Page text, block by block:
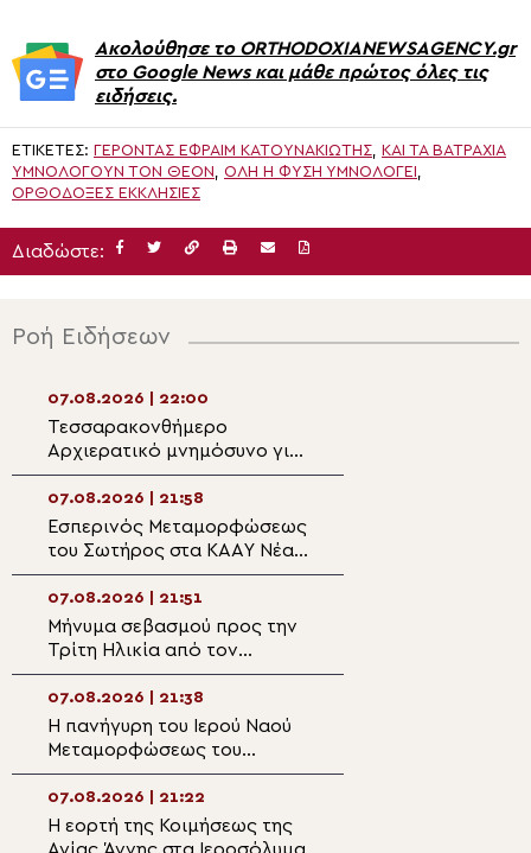
Ακολούθησε το ORTHODOXIANEWSAGENCY.gr
στο Google News και μάθε πρώτος όλες τις
ειδήσεις.
ΕΤΙΚΈΤΕΣ: ΓΕΡΟΝΤΑΣ ΕΦΡΑΙΜ ΚΑΤΟΥΝΑΚΙΩΤΗΣ ΚΑΙ ΤΑ ΒΑΤΡΆΧΙΑ
ΥΜΝΟΛΟΓΟΎΝ ΤΟΝ ΘΕΌΝ
ΌΛΗ Η ΦΎΣΗ ΥΜΝΟΛΟΓΕΊ
ΟΡΘΌΔΟΞΕΣ ΕΚΚΛΗΣΊΕΣ
Διαδώστε:
Ροή Ειδήσεων
07.08.2026 | 22:00
Τεσσαρακονθήμερο
Αρχιερατικό μνημόσυνο για
τον π. Δημήτριο Μαρτσούκο
στον Άγιο Ιωάννη Απιδέας
07.08.2026 | 21:58
Εσπερινός Μεταμορφώσεως
του Σωτήρος στα ΚΑΑΥ Νέας
Περάμου
07.08.2026 | 21:51
Μήνυμα σεβασμού προς την
Τρίτη Ηλικία από τον
Μητροπολίτη Σπάρτης στη
Ρειχέα
07.08.2026 | 21:38
Η πανήγυρη του Ιερού Ναού
Μεταμορφώσεως του
Σωτήρος στη Λέρο
07.08.2026 | 21:22
Η εορτή της Κοιμήσεως της
Αγίας Άννης στα Ιεροσόλυμα